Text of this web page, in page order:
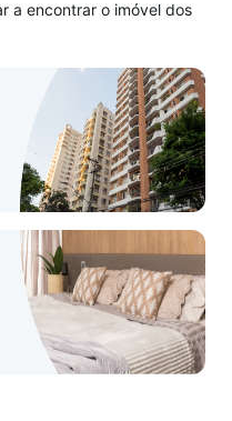
e box em blindex.
ambientes.
cobertas.
a encontrar o imóvel dos